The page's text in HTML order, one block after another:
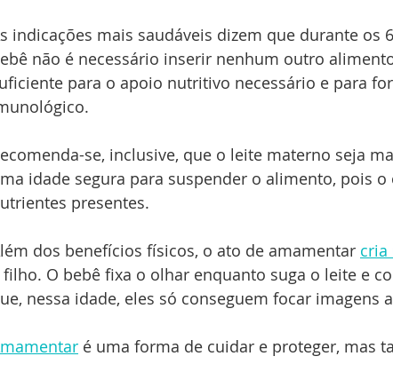
indicações mais saudáveis dizem que durante os
não é necessário inserir nenhum outro
para o apoio nutritivo necessário e para
se, inclusive, que o leite materno seja
idade segura para suspender o alimento, pois
presentes.
dos benefícios físicos, o ato de amamentar cria
filho. O bebê fixa o olhar enquanto suga o leite e
nessa idade, eles só conseguem focar imagens
é uma forma de cuidar e proteger, mas